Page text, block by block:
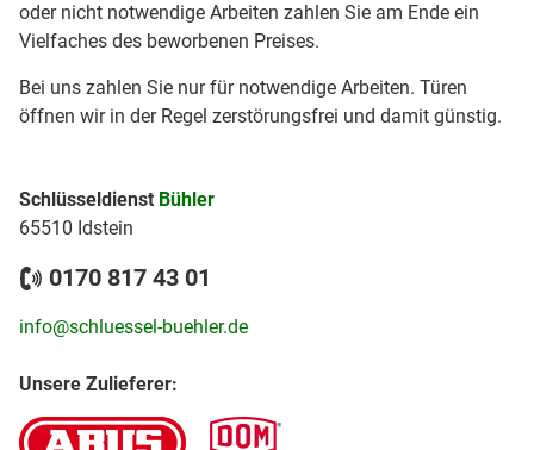
oder nicht notwendige Arbeiten zahlen Sie am Ende ein
Vielfaches des beworbenen Preises.
Bei uns zahlen Sie nur für notwendige Arbeiten. Türen
öffnen wir in der Regel zerstörungsfrei und damit günstig.
Schlüsseldienst Bühler
65510 Idstein
0170 817 43 01
info@schluessel-buehler.de
Unsere Zulieferer: